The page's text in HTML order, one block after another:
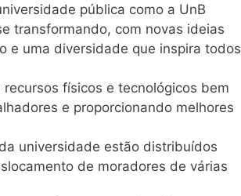
pública como a UnB
transformando, com novas ideias
e uma diversidade que inspira todos
recursos físicos e tecnológicos bem
e proporcionando melhores
universidade estão distribuídos
de moradores de várias